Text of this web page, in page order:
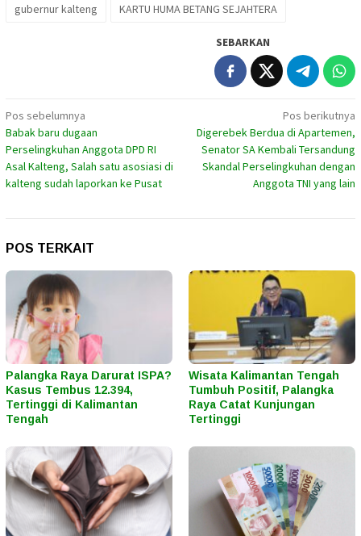
gubernur kalteng
KARTU HUMA BETANG SEJAHTERA
SEBARKAN
Navigasi
pos
Pos sebelumnya
Babak baru dugaan
Perselingkuhan Anggota DPD RI
Asal Kalteng, Salah satu asosiasi di
kalteng sudah laporkan ke Pusat
Pos berikutnya
Digerebek Berdua di Apartemen,
Senator SA Kembali Tersandung
Skandal Perselingkuhan dengan
Anggota TNI yang lain
POS TERKAIT
Palangka Raya Darurat ISPA?
Kasus Tembus 12.394,
Tertinggi di Kalimantan
Tengah
Wisata Kalimantan Tengah
Tumbuh Positif, Palangka
Raya Catat Kunjungan
Tertinggi